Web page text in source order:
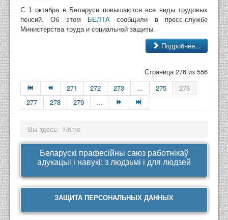
С 1 октября в Беларуси повышаются все виды трудовых
пенсий. Об этом
БЕЛТАсообщили в пресс-службе
Министерства труда и социальной защиты.
Подробнее...
Страница 276 из 556
271
272 273 ... 275
276
277
278 279 ...
Вы здесь: Home
Беларускі прафесійны саюз работнікаў
адукацыі і навукі: з людзьмі і для людзей
ЗАЩИТА ПЕРСОНАЛЬНЫХ ДАННЫХ